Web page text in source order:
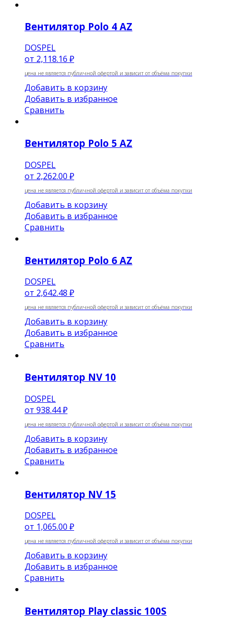
Вентилятор Polo 4 AZ
DOSPEL
от 2,118.16 ₽
цена не является публичной офертой и зависит от объёма покупки
Добавить в корзину
Добавить в избранное
Сравнить
Вентилятор Polo 5 AZ
DOSPEL
от 2,262.00 ₽
цена не является публичной офертой и зависит от объёма покупки
Добавить в корзину
Добавить в избранное
Сравнить
Вентилятор Polo 6 AZ
DOSPEL
от 2,642.48 ₽
цена не является публичной офертой и зависит от объёма покупки
Добавить в корзину
Добавить в избранное
Сравнить
Вентилятор NV 10
DOSPEL
от 938.44 ₽
цена не является публичной офертой и зависит от объёма покупки
Добавить в корзину
Добавить в избранное
Сравнить
Вентилятор NV 15
DOSPEL
от 1,065.00 ₽
цена не является публичной офертой и зависит от объёма покупки
Добавить в корзину
Добавить в избранное
Сравнить
Вентилятор Play classic 100S